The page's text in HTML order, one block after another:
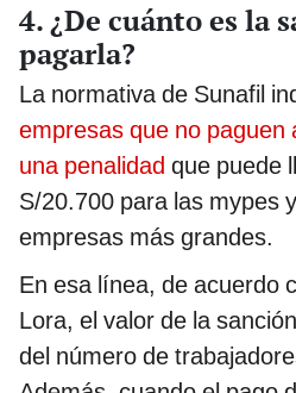
4. ¿De cuánto es la
pagarla?
La normativa de Sunafil
empresas que no paguen
una penalidad que puede
S/20.700 para las mypes
empresas más grandes.
En esa línea, de acuerdo
Lora, el valor de la
del número de